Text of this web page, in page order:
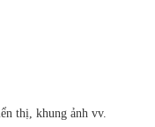
thị, khung ảnh vv.